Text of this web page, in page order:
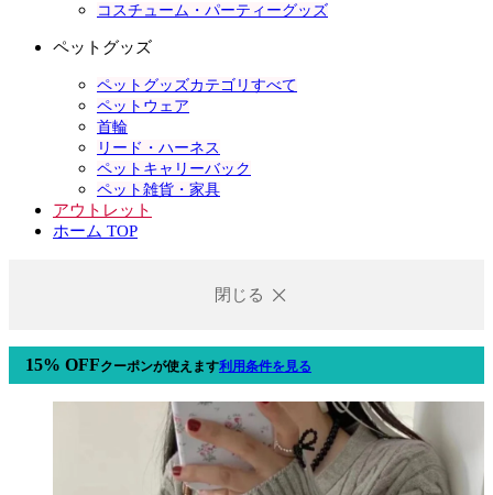
コスチューム・パーティーグッズ
ペットグッズ
ペットグッズカテゴリすべて
ペットウェア
首輪
リード・ハーネス
ペットキャリーバック
ペット雑貨・家具
アウトレット
ホーム TOP
閉じる
15% OFFクーポンが使えます利用条件を見る